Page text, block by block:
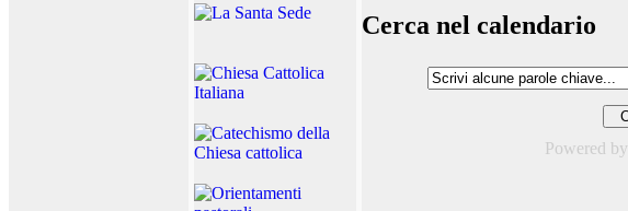
Cerca nel calendario
Powered by